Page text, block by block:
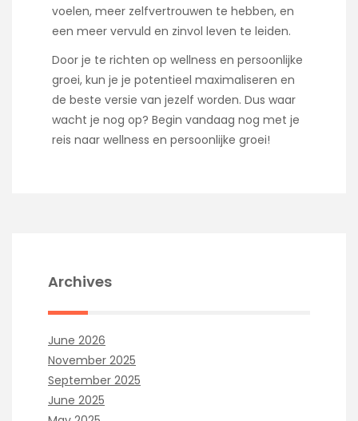
voelen, meer zelfvertrouwen te hebben, en
een meer vervuld en zinvol leven te leiden.
Door je te richten op wellness en persoonlijke
groei, kun je je potentieel maximaliseren en
de beste versie van jezelf worden. Dus waar
wacht je nog op? Begin vandaag nog met je
reis naar wellness en persoonlijke groei!
Archives
June 2026
November 2025
September 2025
June 2025